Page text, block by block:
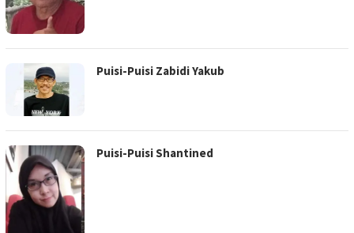
Puisi-Puisi Zabidi Yakub
Puisi-Puisi Shantined